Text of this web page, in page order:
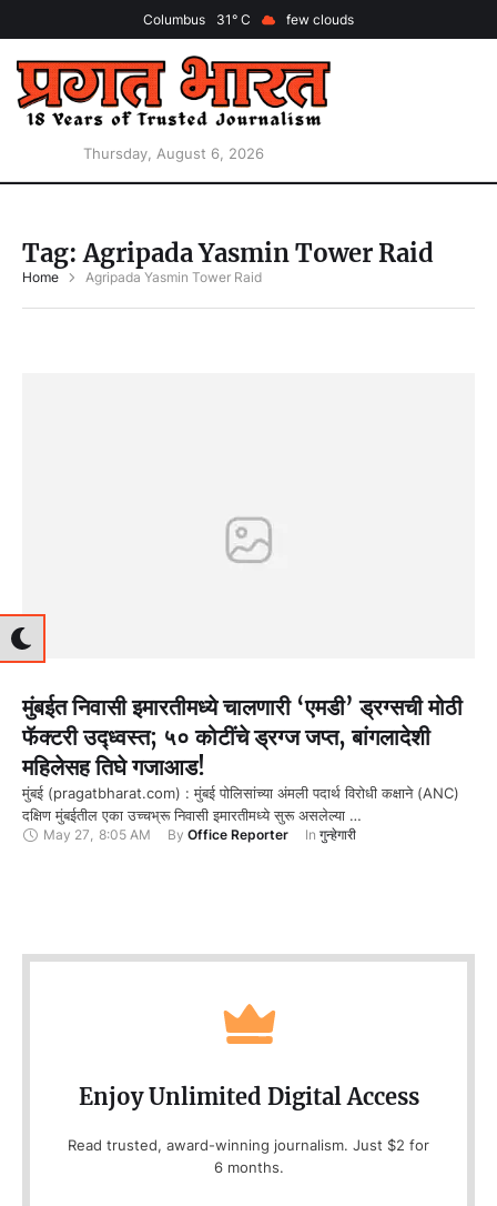
Columbus 31 few clouds
Thursday, August 6, 2026
Tag:Agripada Yasmin Tower Raid
Home Agripada Yasmin Tower Raid
मुंबईत निवासी इमारतीमध्ये चालणारी ‘एमडी’ ड्रग्सची मोठी
फॅक्टरी उद्ध्वस्त; ५० कोटींचे ड्रग्ज जप्त, बांगलादेशी
महिलेसह तिघे गजाआड!
मुंबई (pragatbharat.com) : मुंबई पोलिसांच्या अंमली पदार्थ विरोधी कक्षाने (ANC)
दक्षिण मुंबईतील एका उच्चभ्रू निवासी इमारतीमध्ये सुरू असलेल्या …
May 27, 8:05 AM By Office Reporter In गुन्हेगारी
Enjoy Unlimited Digital Access
Read trusted, award-winning journalism. Just $2 for
6 months.